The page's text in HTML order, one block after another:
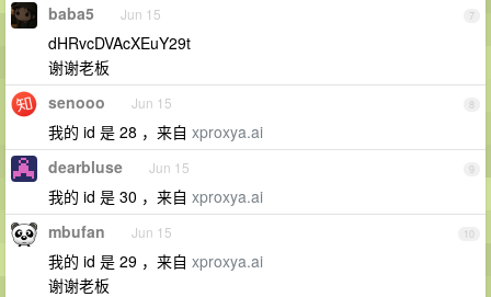
7
baba5 Jun 15
dHRvcDVAcXEuY29t
谢谢老板
8
senooo Jun 15
我的 id 是 28 ，来自 xproxya.ai
9
dearbluse Jun 15
我的 id 是 30 ，来自 xproxya.ai
10
mbufan Jun 15
我的 id 是 29 ，来自 xproxya.ai
谢谢老板